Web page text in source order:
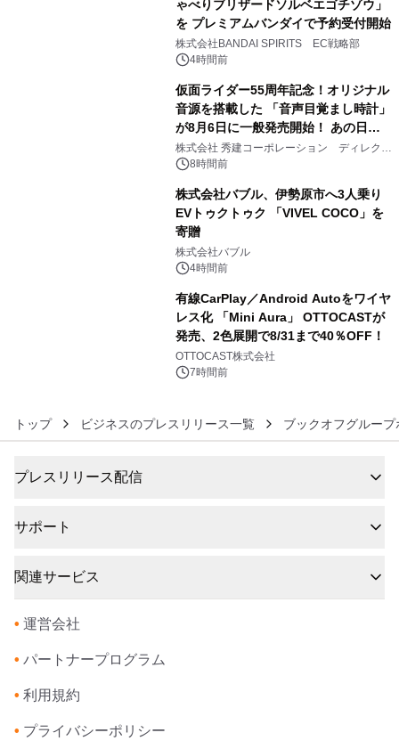
ゃべりブリザードソルベエゴチゾウ」
を プレミアムバンダイで予約受付開始
株式会社BANDAI SPIRITS EC戦略部
4時間前
仮面ライダー55周年記念！オリジナル
音源を搭載した 「音声目覚まし時計」
が8月6日に一般発売開始！ あの日の
大興奮が今甦る
株式会社 秀建コーポレーション ディレクト
アートギャラリー
8時間前
株式会社バブル、伊勢原市へ3人乗り
EVトゥクトゥク 「VIVEL COCO」を
寄贈
株式会社バブル
4時間前
有線CarPlay／Android Autoをワイヤ
レス化 「Mini Aura」 OTTOCASTが
発売、2色展開で8/31まで40％OFF！
OTTOCAST株式会社
7時間前
トップ ビジネスのプレスリリース一覧 ブックオフグルー
プレスリリース配信
サポート
関連サービス
• 運営会社
• パートナープログラム
• 利用規約
• プライバシーポリシー